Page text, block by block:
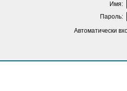
Имя:
Пароль:
Автоматически